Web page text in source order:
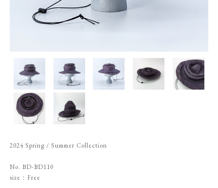
2024 Spring / Summer Collection
No. BD-BD110
size：Free